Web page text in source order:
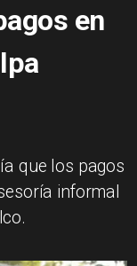
en
que los pagos
informal